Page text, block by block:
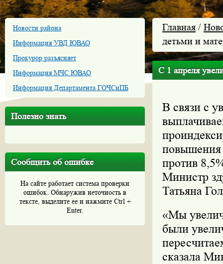
Новости района
Информация УВД ЮВАО
Прокурор разъясняет
Информация МЧС ЮВАО
Информация Департамента ГОЧСиПБ
Полезно знать
Сообщить об ошибке
На сайте работает система проверки
ошибок. Обнаружив неточность в
тексте, выделите ее и нажмите Ctrl +
Enter.
Главная /
детьми и
С 1 апреля
В связи с
повышения
против
Министр
Татьяна
«Мы
были
сказала